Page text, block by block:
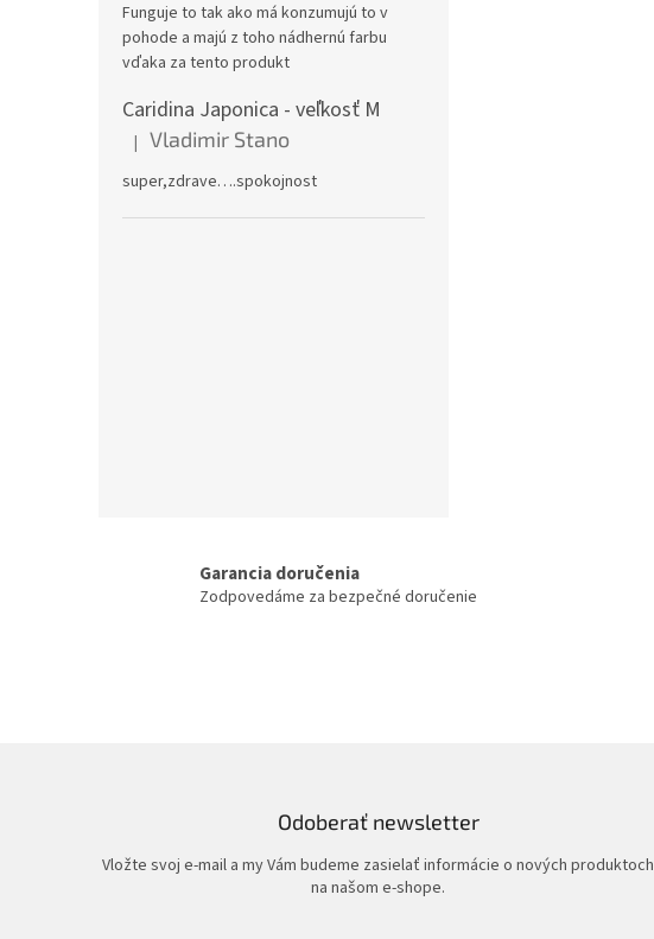
Funguje to tak ako má konzumujú to v
pohode a majú z toho nádhernú farbu
vďaka za tento produkt
Caridina Japonica - veľkosť M
Hodnotenie produktu je 5 z 5 hviezdičiek.
| Vladimir Stano
super,zdrave….spokojnost
Garancia doručenia
Zodpovedáme za bezpečné doručenie
Odoberať newsletter
Vložte svoj e-mail a my Vám budeme zasielať informácie o nových produktoch
na našom e-shope.